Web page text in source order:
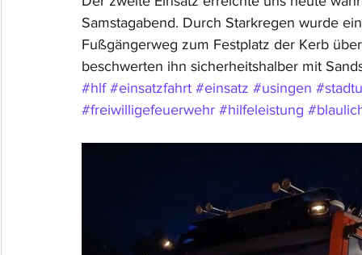
Samstagabend. Durch Starkregen wurde
Fußgängerweg zum Festplatz der Kerb
beschwerten ihn sicherheitshalber mit
#hlf #einsatzfahrt #einsatz #usingen
#freiwilligefeuerwehr #hilfeleistung